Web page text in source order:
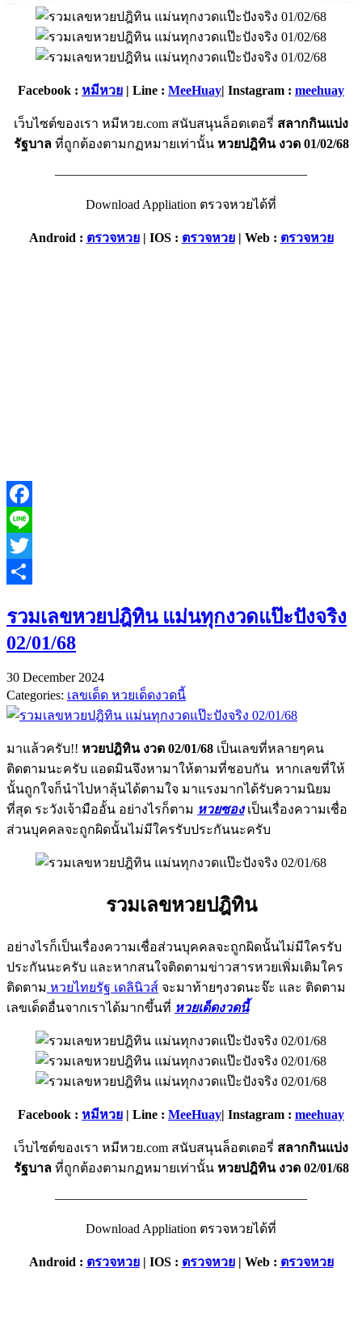
Facebook : หมีหวย | Line : MeeHuay| Instagram : meehuay
เว็บไซต์ของเรา หมีหวย.com สนับสนุนล็อตเตอรี่ สลากกินแบ่ง
รัฐบาล ที่ถูกต้องตามกฏหมายเท่านั้น หวยปฎิทิน งวด 01/02/68
———————————————————–
Download Appliation ตรวจหวยได้ที่
Android : ตรวจหวย| IOS : ตรวจหวย| Web : ตรวจหวย
Facebook
Line
Twitter
รวมเลขหวยปฎิทิน แม่นทุกงวดแป๊ะปังจริง
02/01/68
30 December 2024
Categories: เลขเด็ด หวยเด็ดงวดนี้
มาแล้วครับ!! หวยปฎิทิน งวด 02/01/68 เป็นเลขที่หลายๆคน
ติดตามนะครับ แอดมินจึงหามาให้ตามที่ชอบกัน หากเลขที่ให้
นั้นถูกใจก็นำไปหาลุ้นได้ตามใจ มาแรงมากได้รับความนิยม
ที่สุด ระวังเจ้ามืออั้น อย่างไรก็ตาม หวยซองเป็นเรื่องความเชื่อ
ส่วนบุคคลจะถูกผิดนั้นไม่มีใครรับประกันนะครับ
รวมเลขหวยปฎิทิน
อย่างไรก็เป็นเรื่องความเชื่อส่วนบุคคลจะถูกผิดนั้นไม่มีใครรับ
ประกันนะครับ และหากสนใจติดตามข่าวสารหวยเพิ่มเติมใคร
ติดตาม หวยไทยรัฐ เดลินิวส์ จะมาท้ายๆงวดนะจ๊ะ และ ติดตาม
เลขเด็ดอื่นจากเราได้มากขึ้นที่ หวยเด็ดงวดนี้
Facebook : หมีหวย | Line : MeeHuay| Instagram : meehuay
เว็บไซต์ของเรา หมีหวย.com สนับสนุนล็อตเตอรี่ สลากกินแบ่ง
รัฐบาล ที่ถูกต้องตามกฏหมายเท่านั้น หวยปฎิทิน งวด 02/01/68
———————————————————–
Download Appliation ตรวจหวยได้ที่
Android : ตรวจหวย| IOS : ตรวจหวย| Web : ตรวจหวย